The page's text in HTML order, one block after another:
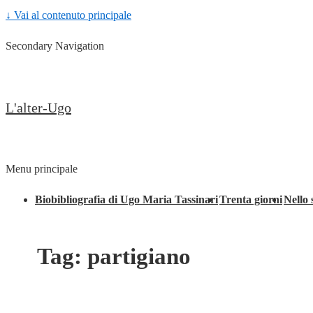
↓ Vai al contenuto principale
Secondary Navigation
L'alter-Ugo
Menu principale
Biobibliografia di Ugo Maria TassinariTrenta giorniNello
Tag: partigiano